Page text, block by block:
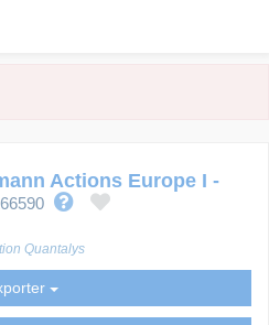
Actions Europe I -
Quantalys